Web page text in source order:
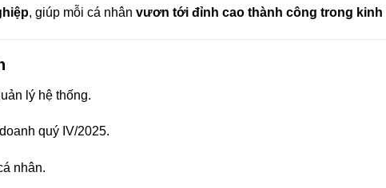
, giúp mỗi cá nhân vươn tới đỉnh cao thành công trong kinh
lý hệ thống.
quý IV/2025.
nhân.